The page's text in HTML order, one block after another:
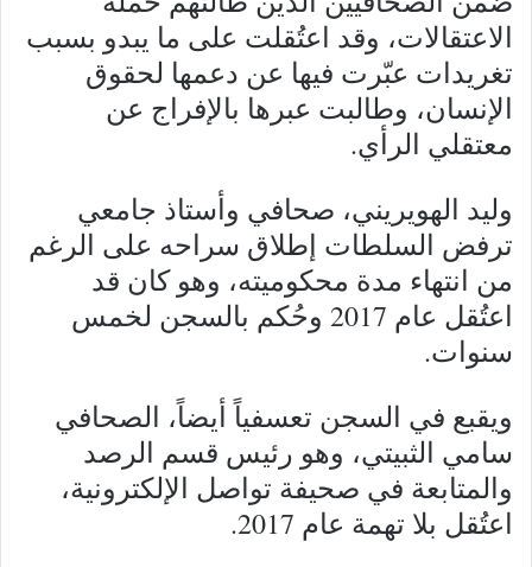
الاعتقالات، وقد اعتُقلت على ما يبدو بسبب
تغريدات عبّرت فيها عن دعمها لحقوق
الإنسان، وطالبت عبرها بالإفراج عن
معتقلي الرأي.
وليد الهويريني، صحافي وأستاذ جامعي
ترفض السلطات إطلاق سراحه على الرغم
من انتهاء مدة محكوميته، وهو كان قد
اعتُقل عام 2017 وحُكم بالسجن لخمس
سنوات.
ويقبع في السجن تعسفياً أيضاً، الصحافي
سامي الثبيتي، وهو رئيس قسم الرصد
والمتابعة في صحيفة تواصل الإلكترونية،
اعتُقل بلا تهمة عام 2017.